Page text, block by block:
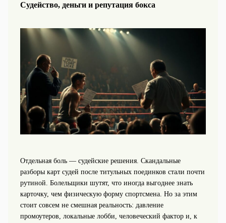
Судейство, деньги и репутация бокса
Отдельная боль — судейские решения. Скандальные
разборы карт судей после титульных поединков стали почти
рутиной. Болельщики шутят, что иногда выгоднее знать
карточку, чем физическую форму спортсмена. Но за этим
стоит совсем не смешная реальность: давление
промоутеров, локальные лобби, человеческий фактор и, к